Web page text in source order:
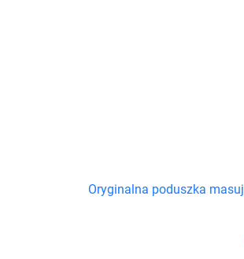
Oryginalna poduszka